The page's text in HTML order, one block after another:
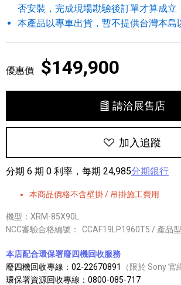
否安裝，完成現場勘驗後訂單才算成立
本產品以專車出貨，暫不提供台灣本島
優惠價 $149,900
請洽展售店
加入追蹤
分期 6 期 0 利率，每期 24,985分期銀行
本商品價格不含壁掛 / 吊掛施工費用
機型：XRM-85X90L
NCC審驗合格編號：
CCAF19LP1960T5 / 產品
本店配合環保署廢四機回收服務
廢四機回收專線：02-22670891
（限於 Sony 官
環保署資源回收專線：0800-085-717